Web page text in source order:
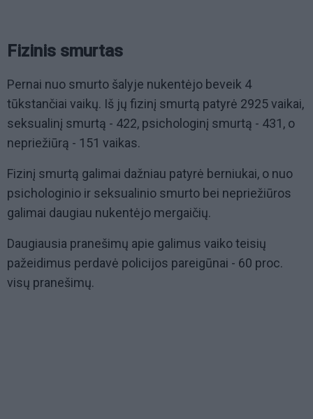
Fizinis smurtas
Pernai nuo smurto šalyje nukentėjo beveik 4
tūkstančiai vaikų. Iš jų fizinį smurtą patyrė 2925 vaikai,
seksualinį smurtą - 422, psichologinį smurtą - 431, o
nepriežiūrą - 151 vaikas.
Fizinį smurtą galimai dažniau patyrė berniukai, o nuo
psichologinio ir seksualinio smurto bei nepriežiūros
galimai daugiau nukentėjo mergaičių.
Daugiausia pranešimų apie galimus vaiko teisių
pažeidimus perdavė policijos pareigūnai - 60 proc.
visų pranešimų.